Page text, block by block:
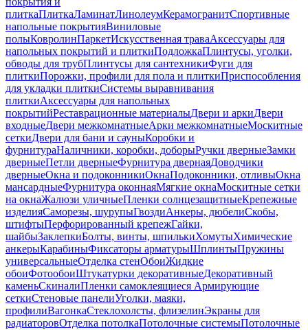
плиткаПлиткаЛаминатЛинолеумКерамогранитСпортивные
напольные покрытияВиниловые
полыКовролинПаркетИскусственная траваАксессуары для
напольных покрытий и плиткиПодложкаПлинтусы, уголки,
обводы для трубПлинтусы для сантехникиФуги для
плиткиПорожки, профили для пола и плиткиПриспособления
для укладки плиткиСистемы выравнивания
плиткиАксессуары для напольных
покрытийРеставрационные материалыДвери и аркиДвери
входныеДвери межкомнатныеАрки межкомнатныеМоскитные
сеткиДвери для бани и сауныКоробки и
фурнитураНаличники, коробки, доборыРучки дверныеЗамки
дверныеПетли дверныеФурнитура двернаяДоводчики
дверныеОкна и подоконникиОкнаПодоконники, отливыОкна
мансардныеФурнитура оконнаяМягкие окнаМоскитные сетки
на окнаЖалюзи уличныеПленки солнцезащитныеКрепежные
изделияСаморезы, шурупыГвоздиАнкеры, дюбелиСкобы,
штифтыПерфорированный крепежГайки,
шайбыЗаклепкиБолты, винты, шпилькиХомутыХимические
анкерыКарабиныФиксаторы арматурыШплинтыПружины
универсальныеОтделка стенОбоиЖидкие
обоиФотообоиШтукатурки декоративныеДекоративный
каменьСкиналиПленки самоклеящиеся Армирующие
сеткиСтеновые панелиУголки, маяки,
профилиВагонкаСтеклохолсты, флизелинЭкраны для
радиаторовОтделка потолкаПотолочные системыПотолочные